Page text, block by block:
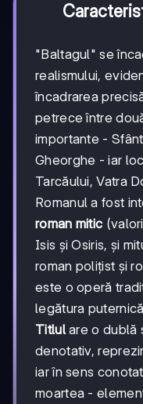
"Baltagul" se
realismului,
încadrarea
petrece între
importante -
Gheorghe - iar
Tarcăului, Vatra
Romanul a fost
roman mitic
Isis și Osiris, și
roman polițist și
este o operă
legătura
Titlulare o dublă
denotativ,
iar în sens
moartea -